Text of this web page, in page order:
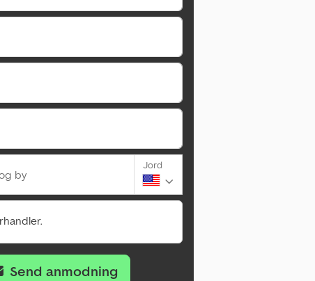
by
Jord
Send anmodning